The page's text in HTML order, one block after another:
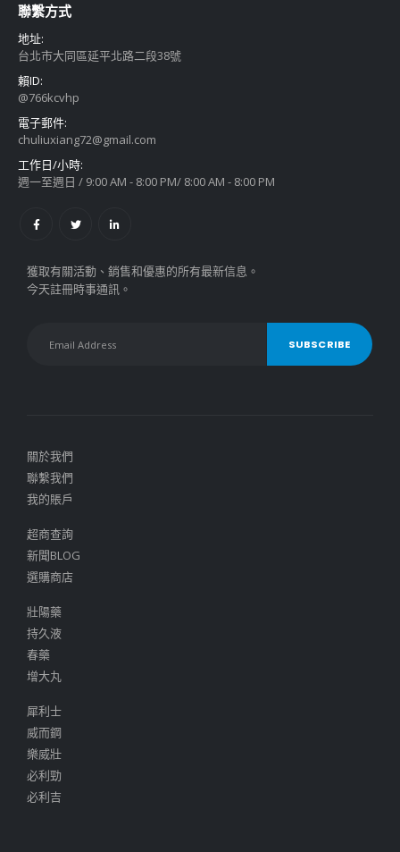
聯繫方式
地址:
台北市大同區延平北路二段38號
賴ID:
@766kcvhp
電子郵件:
chuliuxiang72@gmail.com
工作日/小時:
週一至週日 / 9:00 AM - 8:00 PM/ 8:00 AM - 8:00 PM
獲取有關活動、銷售和優惠的所有最新信息。
今天註冊時事通訊。
關於我們
聯繫我們
我的賬戶
超商查詢
新聞BLOG
選購商店
壯陽藥
持久液
春藥
增大丸
犀利士
威而鋼
樂威壯
必利勁
必利吉